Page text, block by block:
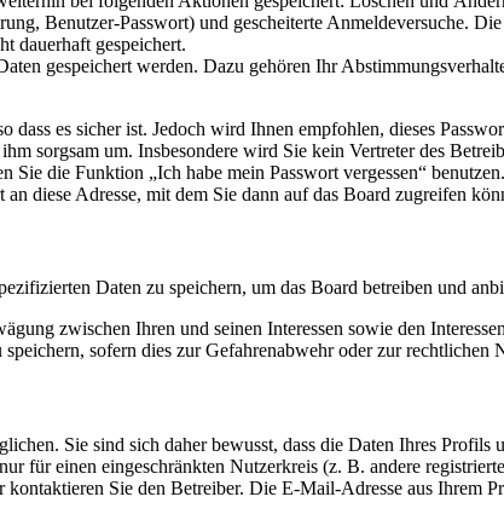
Benutzer-Passwort) und gescheiterte Anmeldeversuche.
dauerhaft gespeichert.
gespeichert werden. Dazu gehören Ihr
es sicher ist. Jedoch wird Ihnen empfohlen, dieses
sorgsam um. Insbesondere wird Sie kein Vertreter des
Sie die Funktion „Ich habe mein Passwort vergessen“
diese Adresse, mit dem Sie dann auf das Board zugreifen
Daten zu speichern, um das Board betreiben und
zwischen Ihren und seinen Interessen sowie den
sofern dies zur Gefahrenabwehr oder zur rechtlichen
Sie sind sich daher bewusst, dass die Daten Ihres
für einen eingeschränkten Nutzerkreis (z. B. andere
Sie den Betreiber. Die E-Mail-Adresse aus Ihrem